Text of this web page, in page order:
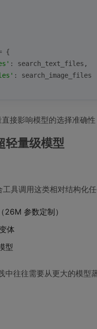
{
: search_text_files,
: search_image_files
接影响模型的选择准确
轻量级模型
具调用这类相对结构化
26M 参数定制）
体
型
中往往需要从更大的模型